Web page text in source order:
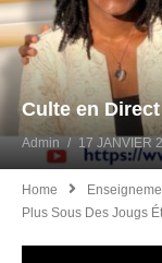
Culte en
Admin 17 JANVIER
Home
Plus Sous Des Jougs